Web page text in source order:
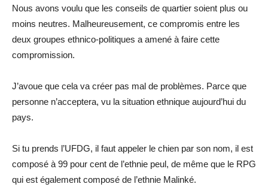
Nous avons voulu que les conseils de quartier soient plus ou
moins neutres. Malheureusement, ce compromis entre les
deux groupes ethnico-politiques a amené à faire cette
compromission.
J’avoue que cela va créer pas mal de problèmes. Parce que
personne n’acceptera, vu la situation ethnique aujourd’hui du
pays.
Si tu prends l’UFDG, il faut appeler le chien par son nom, il est
composé à 99 pour cent de l’ethnie peul, de même que le RPG
qui est également composé de l’ethnie Malinké.